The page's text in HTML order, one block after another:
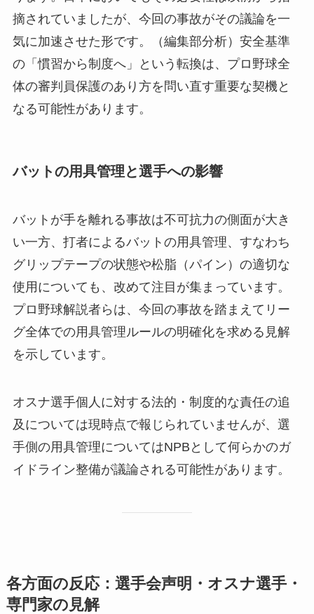
摘されていましたが、今回の事故がその議論を一
気に加速させた形です。（編集部分析）安全基準
の「慣習から制度へ」という転換は、プロ野球全
体の審判員保護のあり方を問い直す重要な契機と
なる可能性があります。
バットの用具管理と選手への影響
バットが手を離れる事故は不可抗力の側面が大き
い一方、打者によるバットの用具管理、すなわち
グリップテープの状態や松脂（パイン）の適切な
使用についても、改めて注目が集まっています。
プロ野球解説者らは、今回の事故を踏まえてリー
グ全体での用具管理ルールの明確化を求める見解
を示しています。
オスナ選手個人に対する法的・制度的な責任の追
及については現時点で報じられていませんが、選
手側の用具管理についてはNPBとして何らかのガ
イドライン整備が議論される可能性があります。
各方面の反応：選手会声明・オスナ選手・
専門家の見解